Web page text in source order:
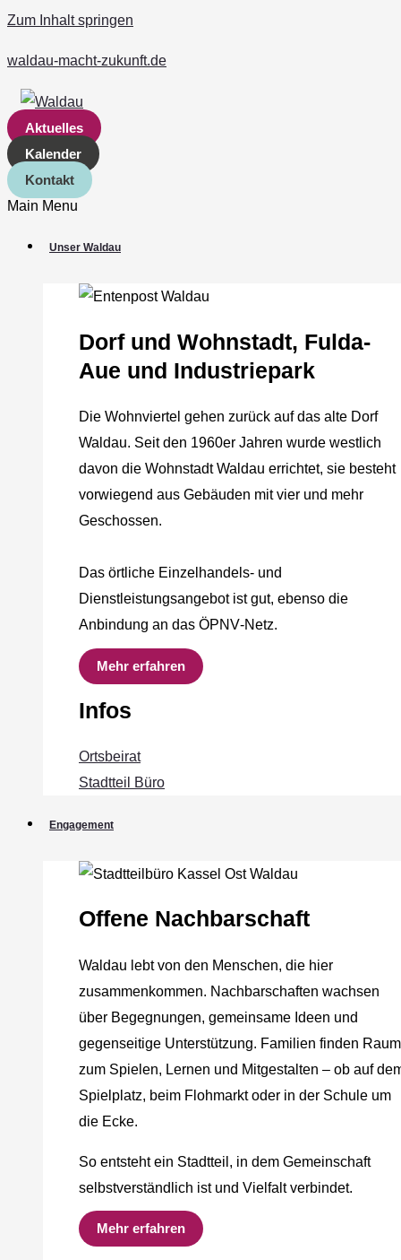
Zum Inhalt springen
waldau-macht-zukunft.de
Aktuelles
Kalender
Kontakt
Main Menu
Unser Waldau
Dorf und Wohnstadt, Fulda‐
Aue und Industriepark
Die Wohnviertel gehen zurück auf das alte Dorf
Waldau. Seit den 1960er Jahren wurde westlich
davon die Wohnstadt Waldau errichtet, sie besteht
vorwiegend aus Gebäuden mit vier und mehr
Geschossen.
Das örtliche Einzelhandels‐ und
Dienstleistungsangebot ist gut, ebenso die
Anbindung an das ÖPNV‐Netz.
Mehr erfahren
Infos
Ortsbeirat
Stadtteil Büro
Engagement
Offene Nachbarschaft
Waldau lebt von den Menschen, die hier
zusammenkommen. Nachbarschaften wachsen
über Begegnungen, gemeinsame Ideen und
gegenseitige Unterstützung. Familien finden Raum
zum Spielen, Lernen und Mitgestalten – ob auf
Spielplatz, beim Flohmarkt oder in der Schule um
die Ecke.
So entsteht ein Stadtteil, in dem Gemeinschaft
selbstverständlich ist und Vielfalt verbindet.
Mehr erfahren